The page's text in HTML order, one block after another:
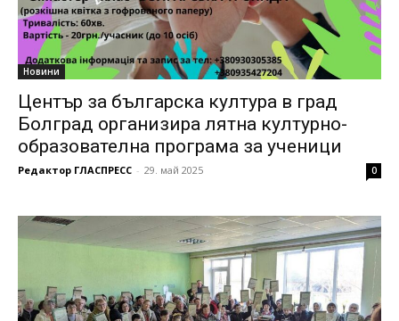
Новини
Център за българска култура в град
Болград организира лятна културно-
образователна програма за ученици
Редактор ГЛАСПРЕСС - 29. май 2025 0